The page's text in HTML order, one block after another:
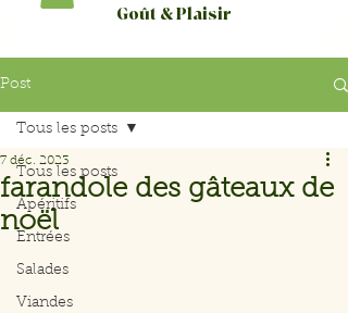
Goût & Plaisir
Post
Tous les posts
Apéritifs
Entrées
Salades
Viandes
Tous les posts
farandole des gâteaux de
noël
7 déc. 2023